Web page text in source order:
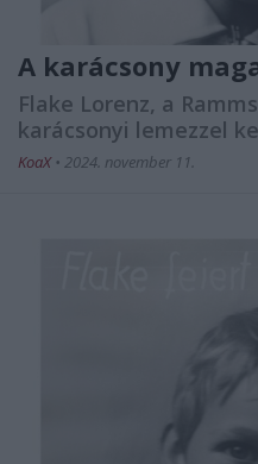
A karácsony
Flake Lorenz, a
karácsonyi lemezzel
KoaX • 2024. november 11.